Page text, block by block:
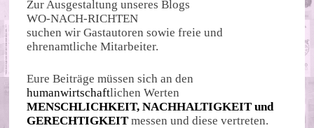
Zur Ausgestaltung unseres Blogs
WO-NACH-RICHTEN
suchen wir Gastautoren sowie freie und
ehrenamtliche Mitarbeiter.
Eure Beiträge müssen sich an den
humanwirtschaftlichen Werten
MENSCHLICHKEIT, NACHHALTIGKEIT und
GERECHTIGKEIT messen und diese vertreten.